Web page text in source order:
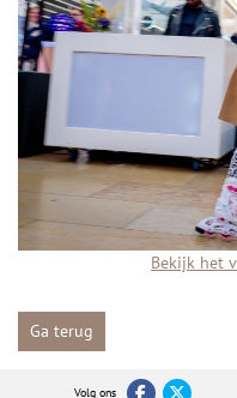
Bekijk het
Ga terug
Volg ons